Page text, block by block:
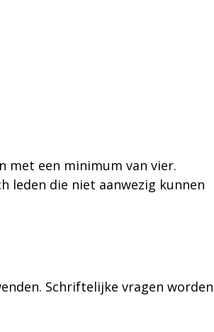
met een minimum van vier.
leden die niet aanwezig kunnen
Schriftelijke vragen worden